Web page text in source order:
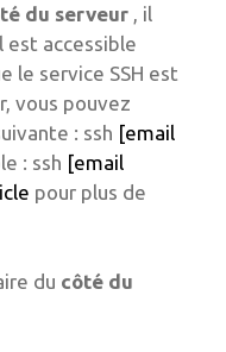
du serveur
, il
est accessible
le service SSH est
vous pouvez
: ssh [email
: ssh [email
pour plus de
du côté du